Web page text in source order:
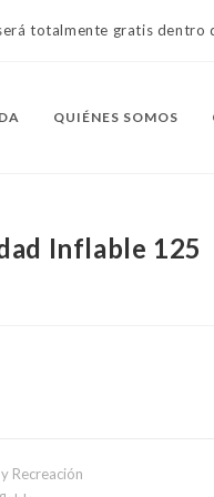
totalmente gratis dentro
QUIÉNES SOMOS
Inflable 125
Recreación